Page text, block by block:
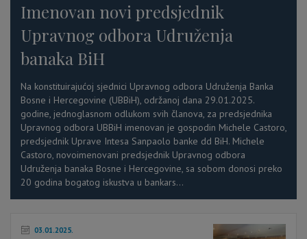
Imenovan novi predsjednik
Upravnog odbora Udruženja
banaka BiH
Na konstituirajućoj sjednici Upravnog odbora Udruženja Banka
Bosne i Hercegovine (UBBiH), održanoj dana 29.01.2025.
godine, jednoglasnom odlukom svih članova, za predsjednika
Upravnog odbora UBBiH imenovan je gospodin Michele Castoro,
predsjednik Uprave Intesa Sanpaolo banke dd BiH. Michele
Castoro, novoimenovani predsjednik Upravnog odbora
Udruženja banaka Bosne i Hercegovine, sa sobom donosi preko
20 godina bogatog iskustva u bankars...
03.01.2025.